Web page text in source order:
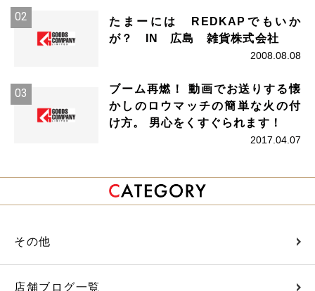
たまーには REDKAPでもいか
が？ IN 広島 雑貨株式会社
2008.08.08
ブーム再燃！ 動画でお送りする懐
かしのロウマッチの簡単な火の付
け方。 男心をくすぐられます！
2017.04.07
その他
店舗ブログ一覧